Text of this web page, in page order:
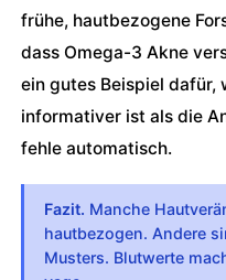
frühe, hautbezogene
dass Omega-3 Akne
ein gutes Beispiel dafür,
informativer ist als die
fehle automatisch.
Fazit. Manche
hautbezogen. Andere
Musters. Blutwerte